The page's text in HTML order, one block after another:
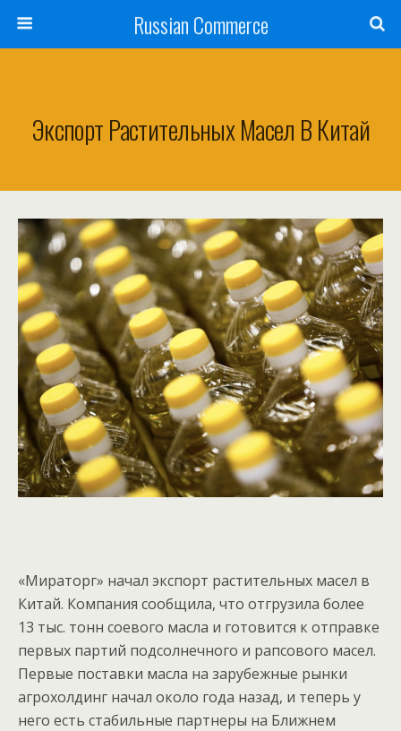
Russian Commerce
Экспорт Растительных Масел В Китай
«Мираторг» начал экспорт растительных масел в
Китай. Компания сообщила, что отгрузила более
13 тыс. тонн соевого масла и готовится к отправке
первых партий подсолнечного и рапсового масел.
Первые поставки масла на зарубежные рынки
агрохолдинг начал около года назад, и теперь у
него есть стабильные партнеры на Ближнем